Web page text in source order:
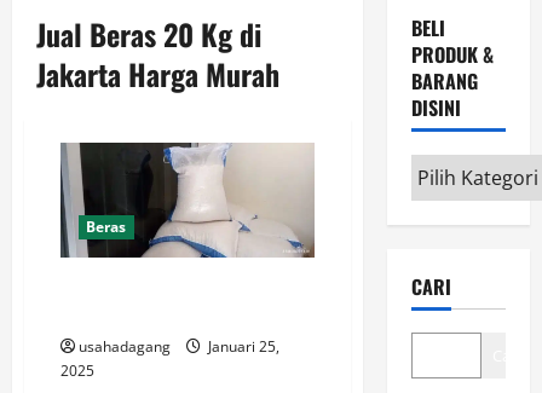
Jual Beras 20 Kg di
Jakarta Harga Murah
Beras
usahadagang
Januari 25,
2025
BELI
PRODUK &
BARANG
DISINI
Beli
Produk
&
disini
CARI